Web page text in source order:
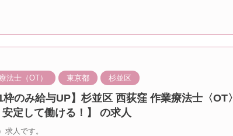
法士（OT） 東京都 杉並区
のみ給与UP】杉並区 西荻窪 作業療法士〈OT〉
定して働ける！】 の求人
人です。